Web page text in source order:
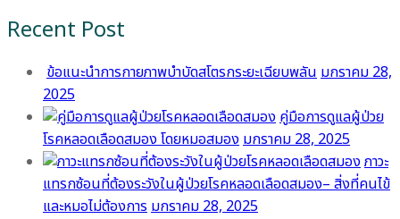
Recent Post
ข้อแนะนำการกายภาพบำบัดสโตรกระยะเฉียบพลันมกราคม 28,
2025
คู่มือการดูแลผู้ป่วย
โรคหลอดเลือดสมอง โดยหมอสมองมกราคม 28, 2025
ภาวะ
แทรกซ้อนที่ต้องระวังในผู้ป่วยโรคหลอดเลือดสมอง– สิ่งที่คนไข้
และหมอไม่ต้องการมกราคม 28, 2025